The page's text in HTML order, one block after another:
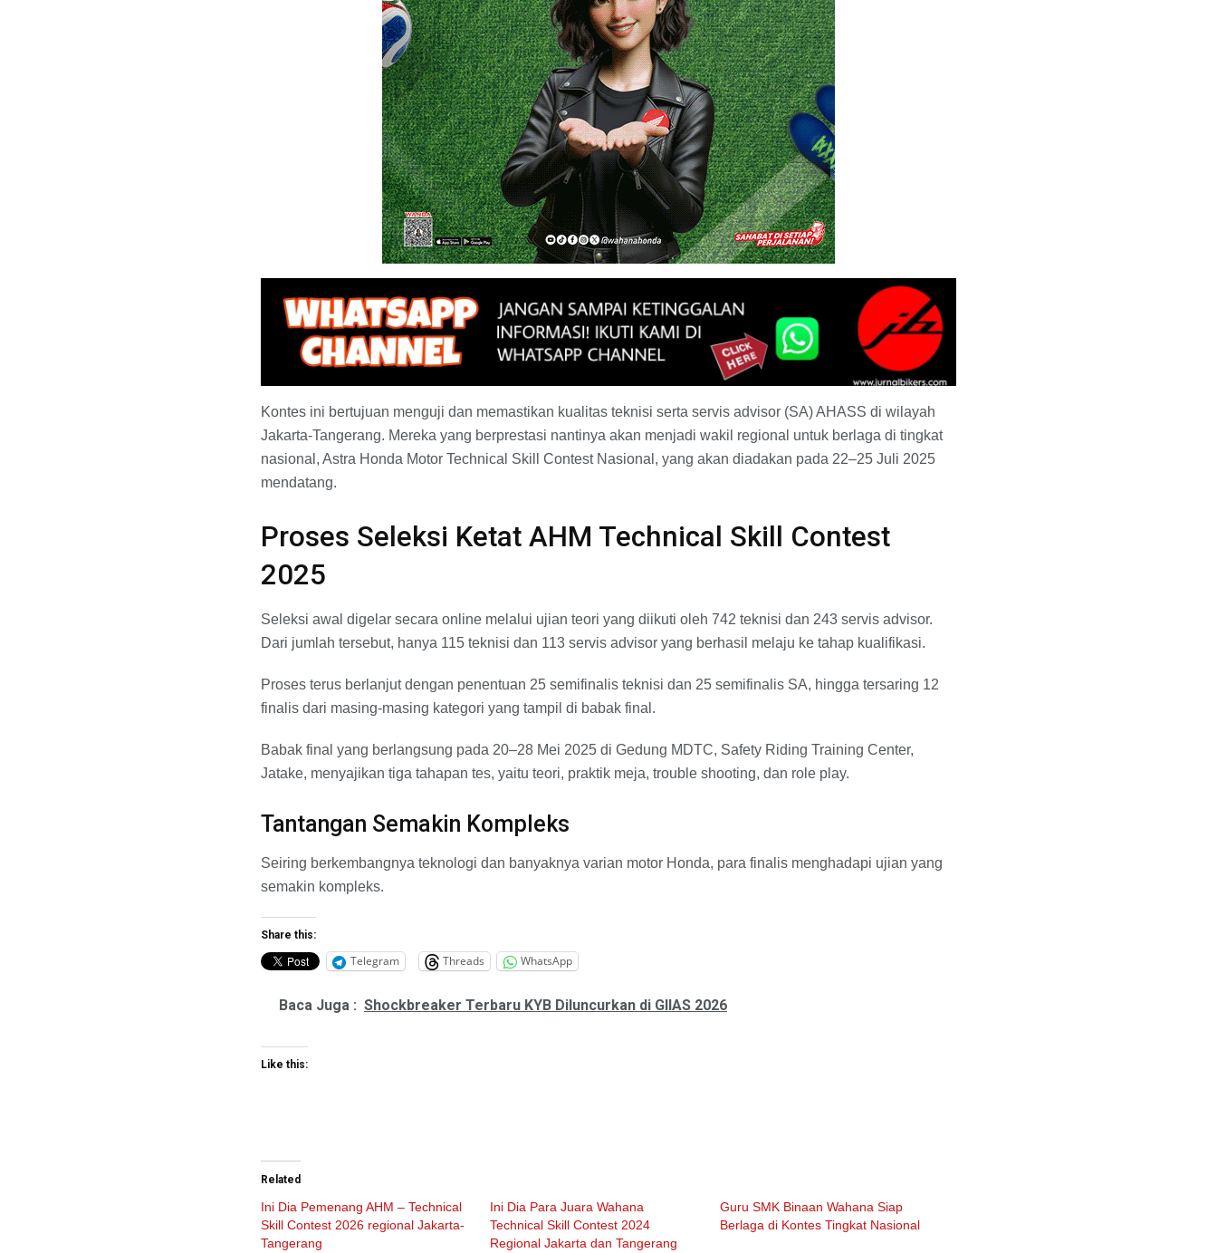
Kontes ini bertujuan menguji dan memastikan kualitas teknisi serta servis advisor (SA) AHASS di wilayah
Jakarta-Tangerang. Mereka yang berprestasi nantinya akan menjadi wakil regional untuk berlaga di tingkat
nasional, Astra Honda Motor Technical Skill Contest Nasional, yang akan diadakan pada 22–25 Juli 2025
mendatang.
Proses Seleksi Ketat AHM Technical Skill Contest
2025
Seleksi awal digelar secara online melalui ujian teori yang diikuti oleh 742 teknisi dan 243 servis advisor.
Dari jumlah tersebut, hanya 115 teknisi dan 113 servis advisor yang berhasil melaju ke tahap kualifikasi.
Proses terus berlanjut dengan penentuan 25 semifinalis teknisi dan 25 semifinalis SA, hingga tersaring 12
finalis dari masing-masing kategori yang tampil di babak final.
Babak final yang berlangsung pada 20–28 Mei 2025 di Gedung MDTC, Safety Riding Training Center,
Jatake, menyajikan tiga tahapan tes, yaitu teori, praktik meja, trouble shooting, dan role play.
Tantangan Semakin Kompleks
Seiring berkembangnya teknologi dan banyaknya varian motor Honda, para finalis menghadapi ujian yang
semakin kompleks.
Share this:
Telegram Threads WhatsApp
Baca Juga : Shockbreaker Terbaru KYB Diluncurkan di GIIAS 2026
Like this:
Related
Ini Dia Pemenang AHM – Technical
Skill Contest 2026 regional Jakarta-
Tangerang
Ini Dia Para Juara Wahana
Technical Skill Contest 2024
Regional Jakarta dan Tangerang
Guru SMK Binaan Wahana Siap
Berlaga di Kontes Tingkat Nasional